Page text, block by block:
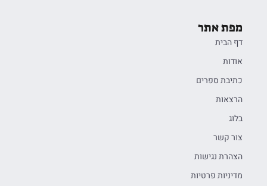
מפת אתר
דף הבית
אודות
כתיבת ספרים
הרצאות
בלוג
צור קשר
הצהרת נגישות
מדיניות פרטיות